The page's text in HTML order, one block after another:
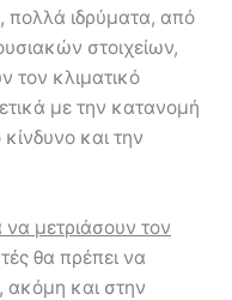
πολλά ιδρύματα, από
στοιχείων,
τον κλιματικό
με την κατανομή
και την
μετριάσουν τον
θα πρέπει να
ακόμη και στην